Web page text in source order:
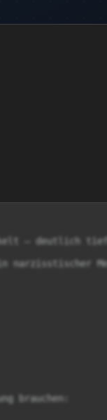
— deutlich
brauchen: